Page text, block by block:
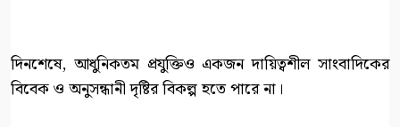
দিনশেষে, আধুনিকতম প্রযুক্তিও একজন দায়িত্বশীল সাংবাদিকের
বিবেক ও অনুসন্ধানী দৃষ্টির বিকল্প হতে পারে না।